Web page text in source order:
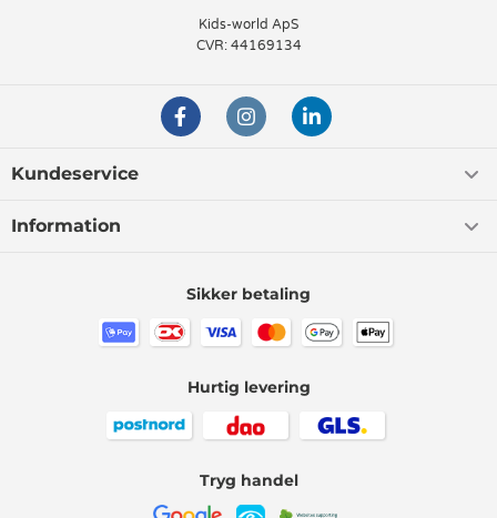
Kids-world ApS
CVR: 44169134
Kundeservice
Information
Sikker betaling
Hurtig levering
Tryg handel